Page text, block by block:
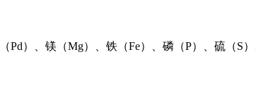
）、镁（Mg）、铁（Fe）、磷（P）、硫（S